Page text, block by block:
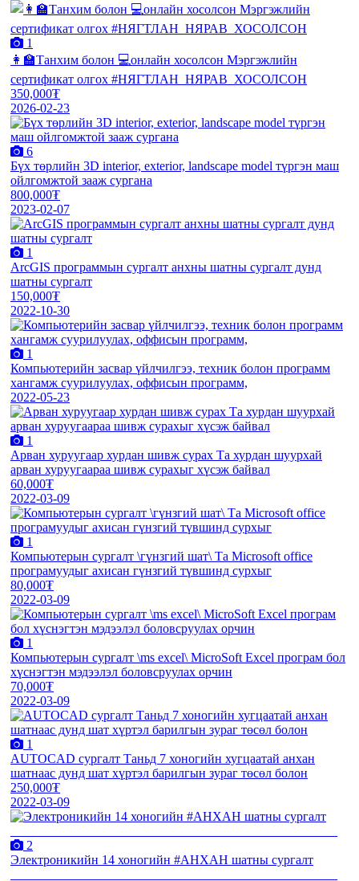
1
👩‍🏫Танхим болон 💻онлайн хосолсон Мэргэжлийн
сертификат олгох #НЯГТЛАН_НЯРАВ_ХОСОЛСОН
350,000₮
2026-02-23
6
Бүх төрлийн 3D interior, exterior, landscape model түргэн маш
ойлгомжтой зааж сургана
800,000₮
2023-02-07
1
ArcGIS программын сургалт анхны шатны сургалт дунд
шатны сургалт
150,000₮
2022-10-30
1
Компьютерийн засвар үйлчилгээ, техник болон программ
хангамж суурилуулах, оффисын программ,
2022-05-23
1
Арван хуруугаар хурдан шивж сурах Та хурдан шуурхай
арван хуруугаараа шивж сурахыг хүсэж байвал
60,000₮
2022-03-09
1
Компьютерын сургалт \гүнзгий шат\ Та Microsoft office
програмуудыг ахисан гүнзгий түвшинд сурхыг
80,000₮
2022-03-09
1
Компьютерын сургалт \ms excel\ MicroSoft Excel програм бол
хүснэгтэн мэдээлэл боловсруулах орчин
70,000₮
2022-03-09
1
AUTOCAD сургалт Таньд 7 хоногийн хугцаатай анхан
шатнаас дунд шат хүртэл барилгын зураг төсөл болон
250,000₮
2022-03-09
2
Электрoникийн 14 хоногийн #АНХАН шатны сургалт